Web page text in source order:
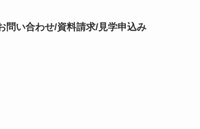
問い合わせ/資料請求/見学申込み